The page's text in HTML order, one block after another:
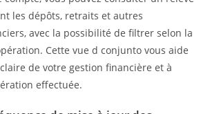
les dépôts, retraits et autres
avec la possibilité de filtrer selon la
Cette vue d conjunto vous aide
de votre gestion financière et à
effectuée.